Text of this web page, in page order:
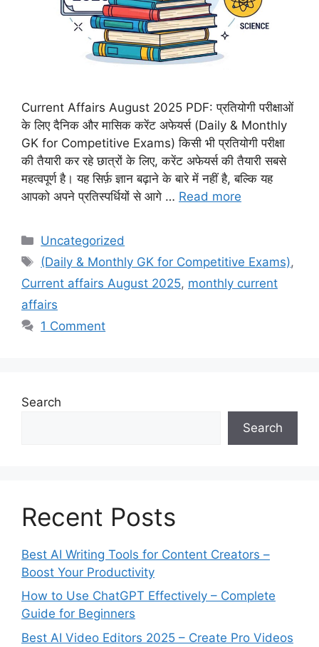
Current Affairs August 2025 PDF: प्रतियोगी परीक्षाओं
के लिए दैनिक और मासिक करेंट अफेयर्स (Daily & Monthly
GK for Competitive Exams) किसी भी प्रतियोगी परीक्षा
की तैयारी कर रहे छात्रों के लिए, करेंट अफेयर्स की तैयारी सबसे
महत्वपूर्ण है। यह सिर्फ़ ज्ञान बढ़ाने के बारे में नहीं है, बल्कि यह
आपको अपने प्रतिस्पर्धियों से आगे … Read more
C
a
e
g
o
s
Uncategorized
T
s
(Daily & Monthly GK for Competitive Exams),
Current affairs August 2025, monthly current
affairs
1 Comment
Search
Search
Recent Posts
Best AI Writing Tools for Content Creators –
Boost Your Productivity
How to Use ChatGPT Effectively – Complete
Guide for Beginners
Best AI Video Editors 2025 – Create Pro Videos